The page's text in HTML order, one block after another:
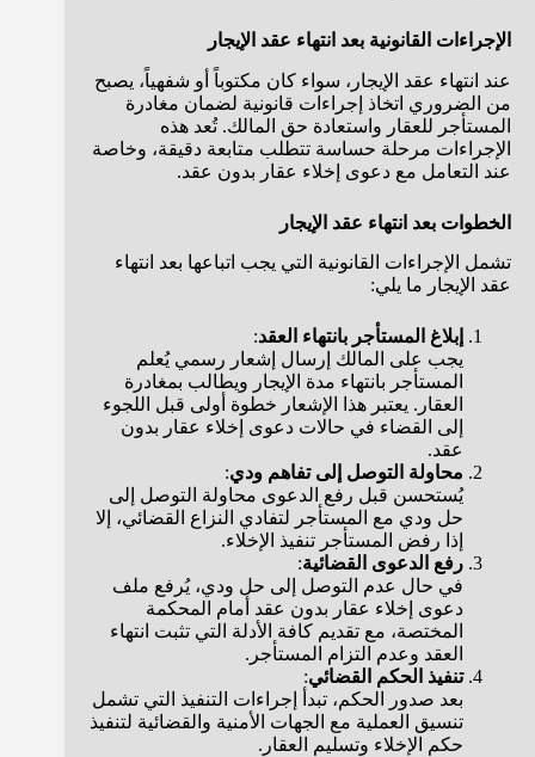
الإجراءات القانونية بعد انتهاء عقد الإيجار
عند انتهاء عقد الإيجار، سواء كان مكتوباً أو شفهياً، يصبح
من الضروري اتخاذ إجراءات قانونية لضمان مغادرة
المستأجر للعقار واستعادة حق المالك. تُعد هذه
الإجراءات مرحلة حساسة تتطلب متابعة دقيقة، وخاصة
عند التعامل مع دعوى إخلاء عقار بدون عقد.
الخطوات بعد انتهاء عقد الإيجار
تشمل الإجراءات القانونية التي يجب اتباعها بعد انتهاء
عقد الإيجار ما يلي:
إبلاغ المستأجر بانتهاء العقد:
يجب على المالك إرسال إشعار رسمي يُعلم
المستأجر بانتهاء مدة الإيجار ويطالب بمغادرة
العقار. يعتبر هذا الإشعار خطوة أولى قبل اللجوء
إلى القضاء في حالات دعوى إخلاء عقار بدون
عقد.
محاولة التوصل إلى تفاهم ودي:
يُستحسن قبل رفع الدعوى محاولة التوصل إلى
حل ودي مع المستأجر لتفادي النزاع القضائي، إلا
إذا رفض المستأجر تنفيذ الإخلاء.
رفع الدعوى القضائية:
في حال عدم التوصل إلى حل ودي، يُرفع ملف
دعوى إخلاء عقار بدون عقد أمام المحكمة
المختصة، مع تقديم كافة الأدلة التي تثبت انتهاء
العقد وعدم التزام المستأجر.
تنفيذ الحكم القضائي:
بعد صدور الحكم، تبدأ إجراءات التنفيذ التي تشمل
تنسيق العملية مع الجهات الأمنية والقضائية لتنفيذ
حكم الإخلاء وتسليم العقار.